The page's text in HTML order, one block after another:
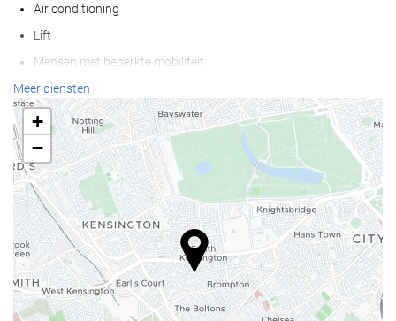
Air conditioning
Lift
Mensen met beperkte mobiliteit
Kamers voor niet rokers
Huisdieren niet toegestaan
Wellness
Solarium
Spa
Hot tub / jacuzzi
Hamam
Sauna
Meer diensten
+
−